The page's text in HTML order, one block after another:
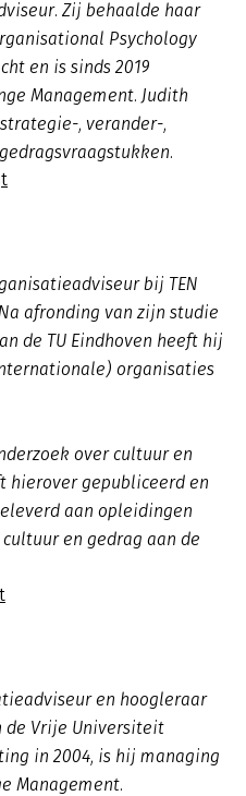
Zij behaalde haar
Psychology
en is sinds 2019
Management. Judith
, verander-,
bij TEN
afronding van zijn studie
de TU Eindhoven heeft hij
organisaties
over cultuur en
hierover gepubliceerd en
aan opleidingen
en gedrag aan de
en hoogleraar
de Vrije Universiteit
in 2004, is hij managing
Management.